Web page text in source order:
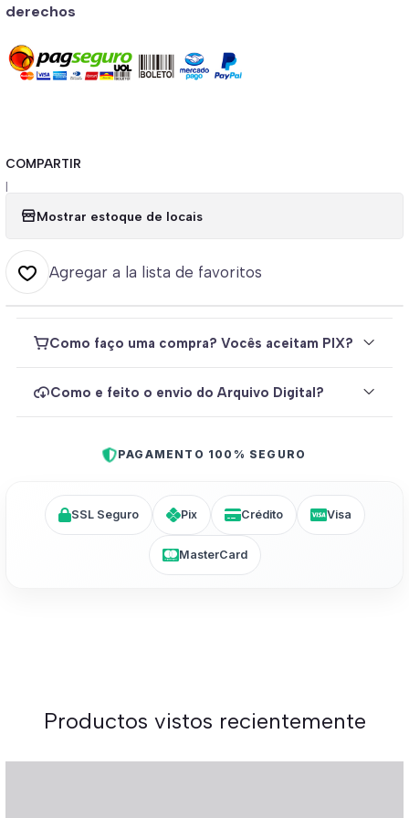
derechos
COMPARTIR
|
Mostrar estoque de locais
Agregar a la lista de favoritos
Como faço uma compra? Vocês aceitam PIX?
Como e feito o envio do Arquivo Digital?
PAGAMENTO 100% SEGURO
SSL Seguro Pix Crédito Visa
MasterCard
Productos vistos recientemente